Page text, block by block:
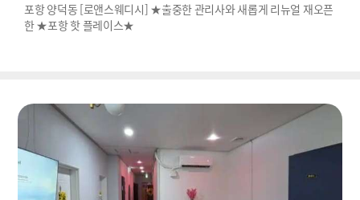
포항 양덕동 [로앤스웨디시] ★출중한 관리사와 새롭게 리뉴얼 재오픈
한 ★포항 핫 플레이스★